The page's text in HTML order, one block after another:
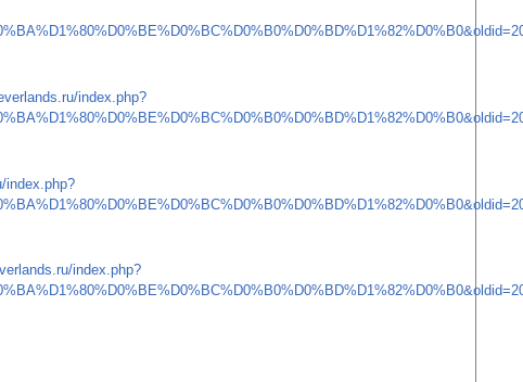
index.php?
index.php?
index.php?